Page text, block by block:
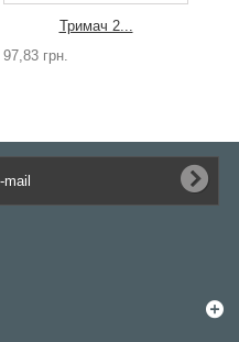
Тримач 2...
97,83 грн.